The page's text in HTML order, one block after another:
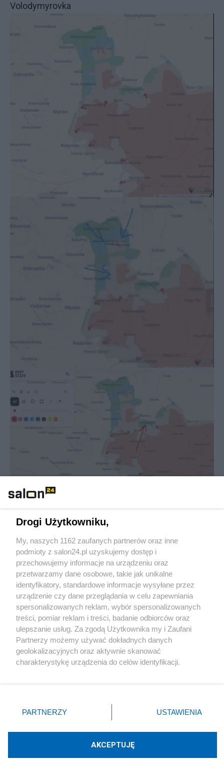
Volodymyrovka
Atak na drogę zaopatrzenia ZSU
Drogi Użytkowniku,
My, naszych 1162 zaufanych partnerów oraz inne
podmioty z salon24.pl uzyskujemy dostęp i
przechowujemy informacje na urządzeniu oraz
przetwarzamy dane osobowe, takie jak unikalne
identyfikatory, standardowe informacje wysyłane przez
urządzenie czy dane przeglądania w celu zapewniania
spersonalizowanych reklam, wybór spersonalizowanych
treści, pomiar reklam i treści, badanie odbiorców oraz
ulepszanie usług. Za zgodą Użytkownika my i Zaufani
Partnerzy możemy używać dokładnych danych
geolokalizacyjnych oraz aktywnie skanować
charakterystykę urządzenia do celów identyfikacji.
zmienić/wycofać klikając przycisk ustawień prywatności
znajdujący się w lewym dolnym rogu strony
rodzaje przetwarzania danych nie wymagają zgody
użytkownika, ale masz prawo sprzeciwić się takiemu
PARTNERZY USTAWIENIA
AKCEPTUJĘ